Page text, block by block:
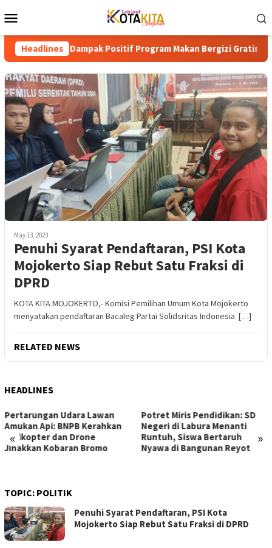
to
Menu
Headlines
Dampak Positif Program Makan Bergizi Gratis di Sekolah
May 13, 2023
Penuhi Syarat Pendaftaran, PSI Kota
Mojokerto Siap Rebut Satu Fraksi di
DPRD
KOTA KITA MOJOKERTO,- Komisi Pemilihan Umum Kota Mojokerto
menyatakan pendaftaran Bacaleg Partai Solidsritas Indonesia […]
RELATED NEWS
HEADLINES
« »
Pertarungan Udara Lawan
Amukan Api: BNPB Kerahkan
Helikopter dan Drone
Jinakkan Kobaran Bromo
Potret Miris Pendidikan: SD
Negeri di Labura Menanti
Runtuh, Siswa Bertaruh
Nyawa di Bangunan Reyot
TOPIC: POLITIK
Penuhi Syarat Pendaftaran, PSI Kota
Mojokerto Siap Rebut Satu Fraksi di DPRD